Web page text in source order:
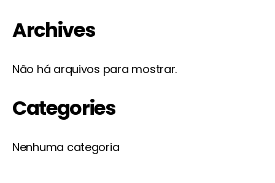
Archives
Não há arquivos para mostrar.
Categories
Nenhuma categoria